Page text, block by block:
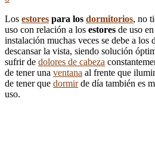
Los estores para los dormitorios, no
uso con relación a los estores de uso
instalación muchas veces se debe a los
descansar la vista, siendo solución
sufrir de dolores de cabeza
de tener una ventana al frente que
de tener que dormirde día también es
uso.